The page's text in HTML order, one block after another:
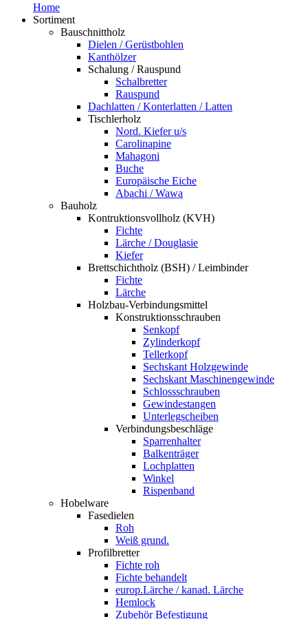
Home
Sortiment
Bauschnittholz
Dielen / Gerüstbohlen
Kanthölzer
Schalung / Rauspund
Schalbretter
Rauspund
Dachlatten / Konterlatten / Latten
Tischlerholz
Nord. Kiefer u/s
Carolinapine
Mahagoni
Buche
Europäische Eiche
Abachi / Wawa
Bauholz
Kontruktionsvollholz (KVH)
Fichte
Lärche / Douglasie
Kiefer
Brettschichtholz (BSH) / Leimbinder
Fichte
Lärche
Holzbau-Verbindungsmittel
Konstruktionsschrauben
Senkopf
Zylinderkopf
Tellerkopf
Sechskant Holzgewinde
Sechskant Maschinengewinde
Schlossschrauben
Gewindestangen
Unterlegscheiben
Verbindungsbeschläge
Sparrenhalter
Balkenträger
Lochplatten
Winkel
Rispenband
Hobelware
Fasedielen
Roh
Weiß grund.
Profilbretter
Fichte roh
Fichte behandelt
europ.Lärche / kanad. Lärche
Hemlock
Zubehör Befestigung